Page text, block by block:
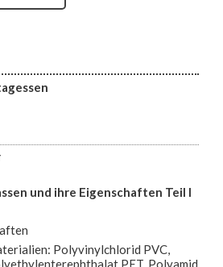
und ihre Eigenschaften Teil I
Polyvinylchlorid PVC,
PET, Polyamid